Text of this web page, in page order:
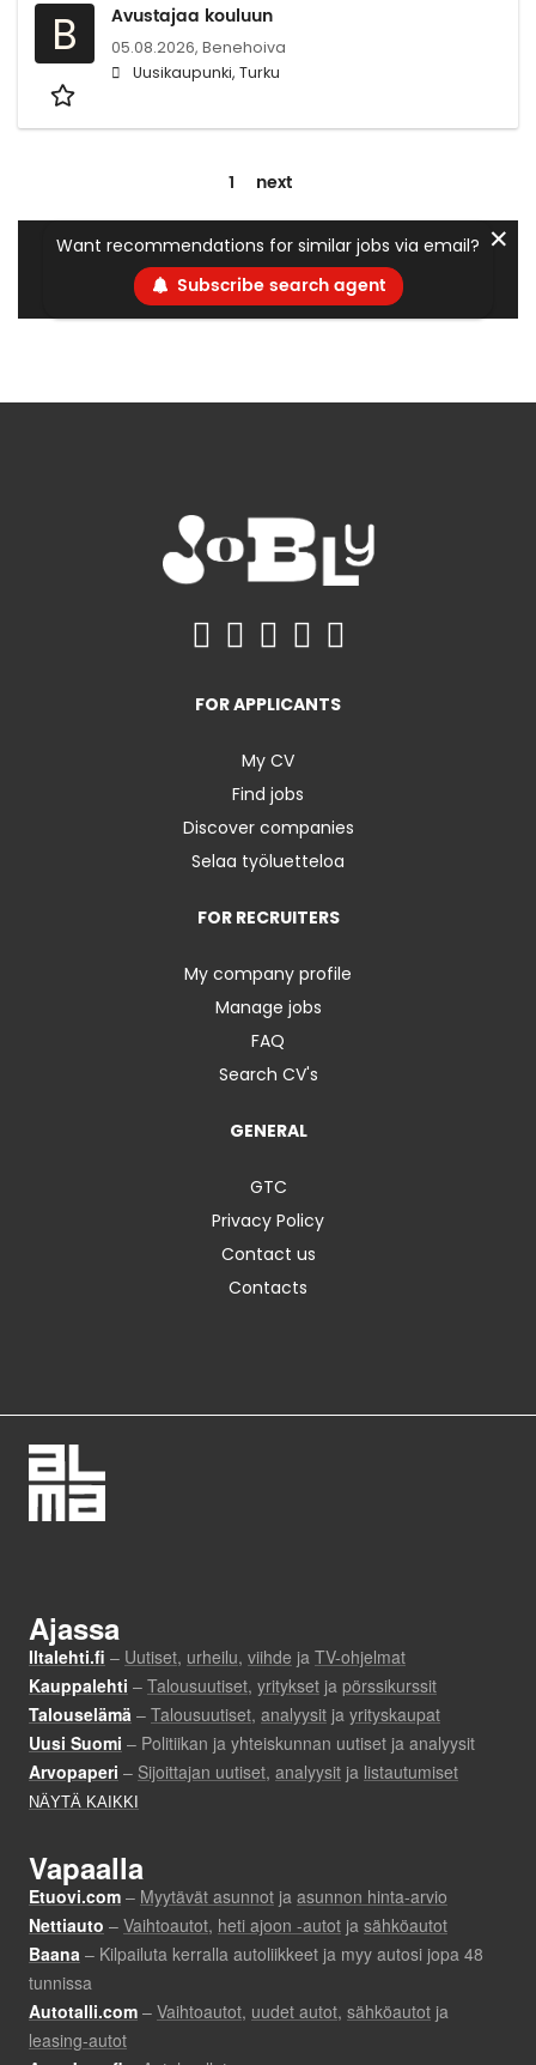
B Avustajaa kouluun
05.08.2026, Benehoiva
Uusikaupunki, Turku
1 next
Want recommendations for similar jobs via email?
Subscribe search agent
✕
FOR APPLICANTS
My CV
Find jobs
Discover companies
Selaa työluetteloa
FOR RECRUITERS
My company profile
Manage jobs
FAQ
Search CV's
GENERAL
GTC
Privacy Policy
Contact us
Contacts